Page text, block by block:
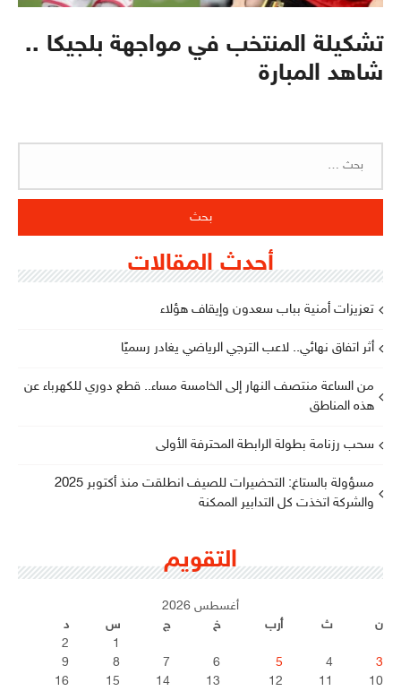
تشكيلة المنتخب في مواجهة بلجيكا ..
شاهد المبارة
أحدث المقالات
تعزيزات أمنية بباب سعدون وإيقاف هؤلاء
أثر اتفاق نهائي.. لاعب الترجي الرياضي يغادر رسميًا
من الساعة منتصف النهار إلى الخامسة مساء.. قطع دوري للكهرباء عن
هذه المناطق
سحب رزنامة بطولة الرابطة المحترفة الأولى
مسؤولة بالستاغ: التحضيرات للصيف انطلقت منذ أكتوبر 2025
والشركة اتخذت كل التدابير الممكنة
التقويم
أغسطس 2026
ن
ث أرب خ ج س
د
1
2
3
4
5
6
7
8
9
10
11
12
13
14
15
16